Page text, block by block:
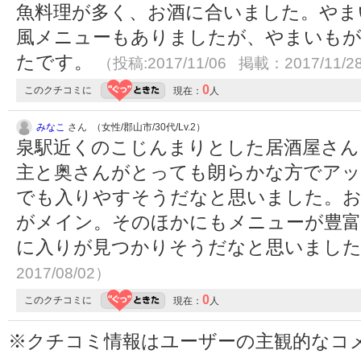
魚料理が多く、お酒に合いました。や
風メニューもありましたが、やまいも
たです。
（投稿:2017/11/06 掲載：2017/11/
このクチコミに 現在： 0 人
みなこ さん （女性/郡山市/30代/Lv.2）
泉駅近くのこじんまりとした居酒屋さ
主と奥さんがとっても朗らかな方でア
でも入りやすそうだなと思いました。
がメイン。そのほかにもメニューが豊
に入りが見つかりそうだなと思いまし
2017/08/02）
このクチコミに 現在： 0 人
※クチコミ情報はユーザーの主観的なコ